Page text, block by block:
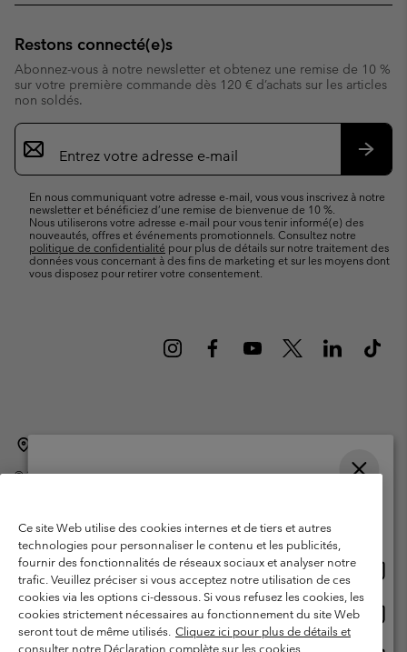
Restons connecté(e)s
Abonnez-vous à notre newsletter et obtenez une remise de 10 %
sur votre première commande dès 120 € d’achats sur les articles
non soldés.
Inscription
par
e-
En nous communiquant votre adresse e-mail, vous vous inscrivez à notre
newsletter et bénéficiez d’une remise de bienvenue de 10 %.
Nous utiliserons votre adresse e-mail pour vous tenir informé(e) des
nouveautés, offres et événements promotionnels. Consultez notre
politique de confidentialité pour plus de détails sur notre traitement des
données vous concernant à des fins de marketing et sur les moyens dont
vous disposez pour retirer votre consentement.
©2026Columbia Sportswear International Sarl. Avenue des Morgines, 12
Garanties Légales
Politique de confidentialité
Conditions d'utilisation - Membres
Conditions D'utilisation - Contenu généré par l'utilisateur
Impressum
Cookies
Ce site Web utilise des cookies internes et de tiers et autres
technologies pour personnaliser le contenu et les publicités,
fournir des fonctionnalités de réseaux sociaux et analyser notre
trafic. Veuillez préciser si vous acceptez notre utilisation de ces
cookies via les options ci-dessous. Si vous refusez les cookies, les
cookies strictement nécessaires au fonctionnement du site Web
seront tout de même utilisés. Cliquez ici pour plus de détails et
consulter notre Déclaration complète sur les cookies.
Achats en ligne disponibles
United States
ligne
Belgium-English
ligne